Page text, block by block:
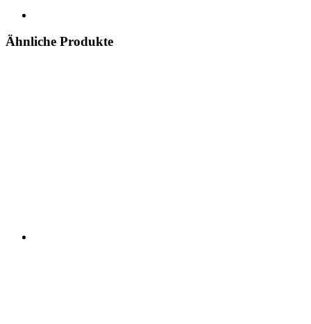
Ähnliche Produkte